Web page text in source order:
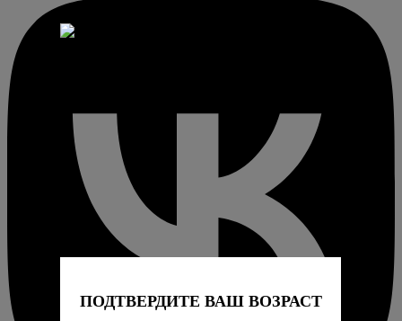
ПОДТВЕРДИТЕ ВАШ ВОЗРАСТ